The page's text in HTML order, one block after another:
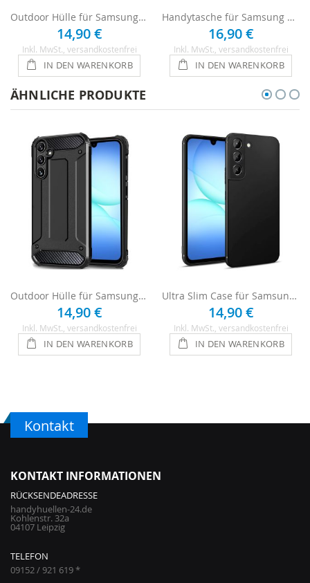
Outdoor Hülle für Samsung Galaxy A17 5G Case - Schwarz
14,90 €
Inkl. MwSt. , versandkostenfrei
IN DEN WARENKORB
Handytasche für Samsung Galaxy A17 5G Hülle - Schwarz
16,90 €
Inkl. MwSt. , versandkostenfrei
IN DEN WARENKORB
ÄHNLICHE PRODUKTE
Outdoor Hülle für Samsung Galaxy A17 5G Case - Schwarz
14,90 €
Inkl. MwSt. , versandkostenfrei
IN DEN WARENKORB
Ultra Slim Case für Samsung Galaxy A17 Hülle - Schwarz
14,90 €
Inkl. MwSt. , versandkostenfrei
IN DEN WARENKORB
Kontakt
KONTAKT INFORMATIONEN
RÜCKSENDEADRESSE
handyhuellen-24.de
Kohlenstr. 32a
04107 Leipzig
TELEFON
09152 / 921 619 *